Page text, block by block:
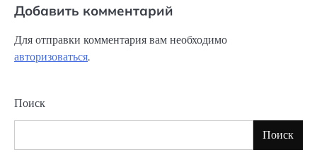
Добавить комментарий
Для отправки комментария вам необходимо
авторизоваться.
Поиск
Поиск